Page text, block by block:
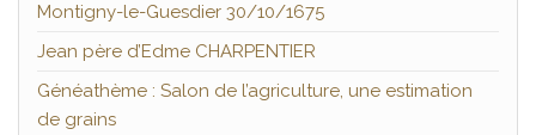
Montigny-le-Guesdier 30/10/1675
Jean père d’Edme CHARPENTIER
Généathème : Salon de l’agriculture, une estimation
de grains